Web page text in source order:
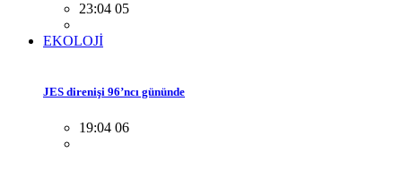
23:04 05
EKOLOJİ
JES direnişi 96’ncı gününde
19:04 06